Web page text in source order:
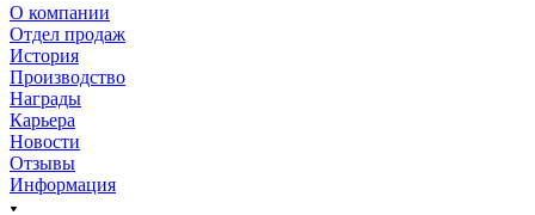
О компании
Отдел продаж
История
Производство
Награды
Карьера
Новости
Отзывы
Информация